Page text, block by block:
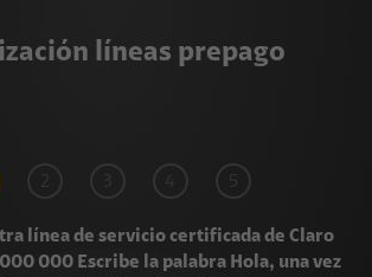
líneas prepago
5
línea de servicio certificada de Claro
000 Escribe la palabra Hola, una vez